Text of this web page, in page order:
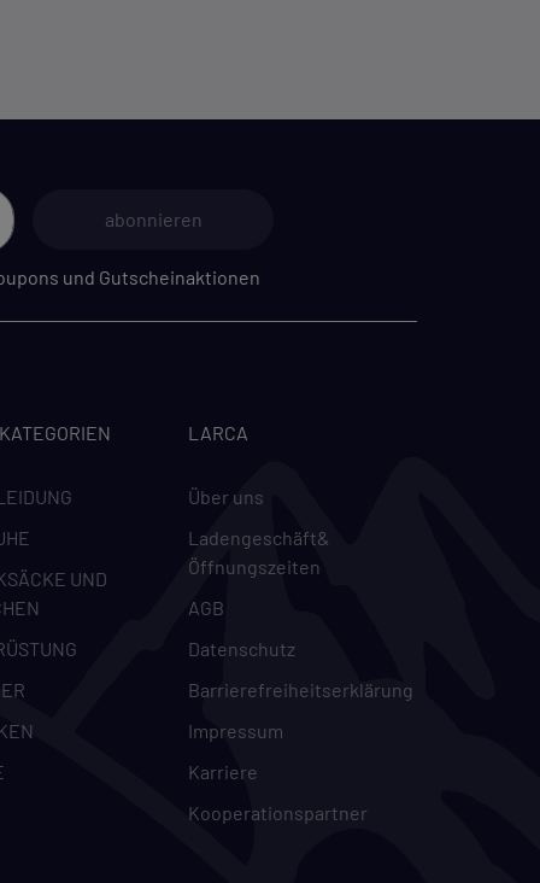
abonnieren
und Gutscheinaktionen
UND
LARCA
Über uns
Ladengeschäft&
Öffnungszeiten
AGB
Datenschutz
Barrierefreiheitserklärung
Impressum
Karriere
Kooperationspartner